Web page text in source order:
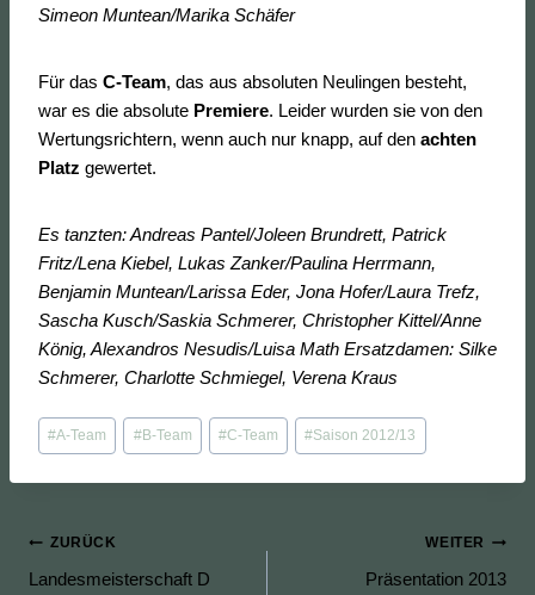
Simeon Muntean/Marika Schäfer
Für das C-Team, das aus absoluten Neulingen besteht,
war es die absolute Premiere. Leider wurden sie von den
Wertungsrichtern, wenn auch nur knapp, auf den achten
Platz gewertet.
Es tanzten: Andreas Pantel/Joleen Brundrett, Patrick
Fritz/Lena Kiebel, Lukas Zanker/Paulina Herrmann,
Benjamin Muntean/Larissa Eder, Jona Hofer/Laura Trefz,
Sascha Kusch/Saskia Schmerer, Christopher Kittel/Anne
König, Alexandros Nesudis/Luisa Math Ersatzdamen: Silke
Schmerer, Charlotte Schmiegel, Verena Kraus
Schlagworte:
#A-Team #B-Team #C-Team #Saison 2012/13
Beitragsnavigation
ZURÜCK
Landesmeisterschaft D
WEITER
Präsentation 2013